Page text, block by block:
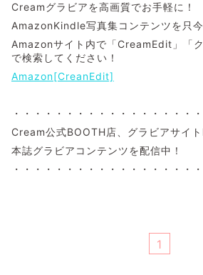
Creamグラビアを高画質でお手軽に！
AmazonKindle写真集コンテンツを只今
Amazonサイト内で「CreamEdit」「ク
で検索してください！
Amazon[CreanEdit]
・・・・・・・・・・・・・・・・・
Cream公式BOOTH店、グラビアサイ
本誌グラビアコンテンツを配信中！
・・・・・・・・・・・・・・・・・
1